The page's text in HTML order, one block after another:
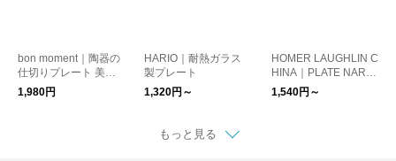
bon moment｜陶器の
仕切りプレート 美濃
焼
1,980円
HARIO｜耐熱ガラス
製プレート
1,320円～
HOMER LAUGHLIN C
HINA｜PLATE NARR
OW RIM/プレート ダ
イナーウェア アメリ
1,540円～
もっと見る